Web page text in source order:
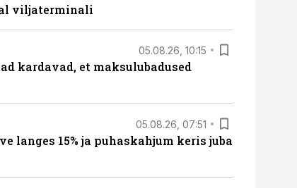
viljaterminali
05.08.26, 10:15
kardavad, et maksulubadused
05.08.26, 07:51
langes 15% ja puhaskahjum keris juba